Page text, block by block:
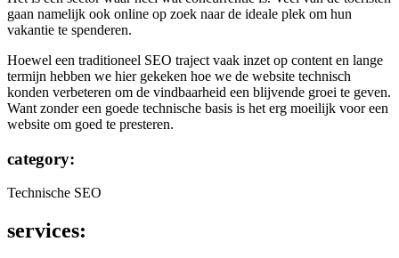
gaan namelijk ook online op zoek naar de ideale plek om hun
vakantie te spenderen.
Hoewel een traditioneel SEO traject vaak inzet op content en lange
termijn hebben we hier gekeken hoe we de website technisch
konden verbeteren om de vindbaarheid een blijvende groei te geven.
Want zonder een goede technische basis is het erg moeilijk voor een
website om goed te presteren.
category:
Technische SEO
services: